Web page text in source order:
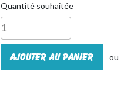
Quantité souhaitée
Ajouter au panier ou